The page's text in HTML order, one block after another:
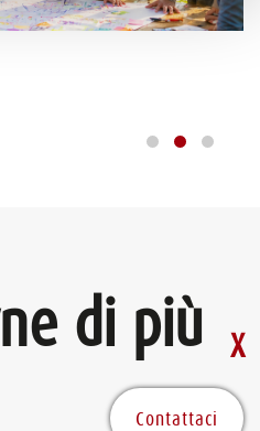
di più
Contattaci